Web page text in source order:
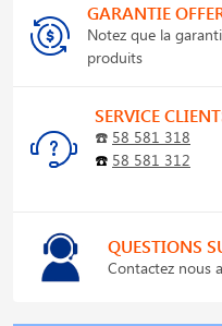
GARANTIE
Notez que la
produits
SERVICE
☎️ 58 581 318
☎️ 58 581 312
QUESTIONS
Contactez nous